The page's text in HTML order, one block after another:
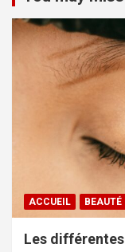
ACCUEIL BEAUTÉ
Les